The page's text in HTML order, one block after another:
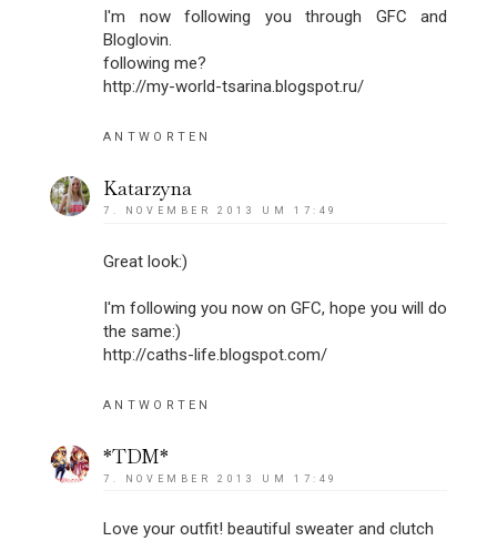
I'm now following you through GFC and
Bloglovin.
following me?
http://my-world-tsarina.blogspot.ru/
ANTWORTEN
Katarzyna
7. NOVEMBER 2013 UM 17:49
Great look:)
I'm following you now on GFC, hope you will do
the same:)
http://caths-life.blogspot.com/
ANTWORTEN
*TDM*
7. NOVEMBER 2013 UM 17:49
Love your outfit! beautiful sweater and clutch